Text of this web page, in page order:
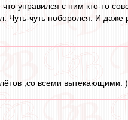
управился с ним кто-то
чуть поборолся. И даже
,со всеми вытекающими.